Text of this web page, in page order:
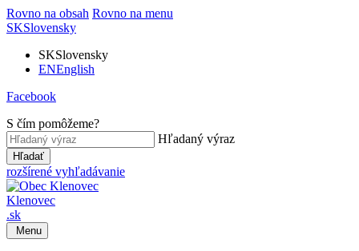
Rovno na obsah Rovno na menu
SKSlovensky
SKSlovensky
ENEnglish
Facebook
S čím pomôžeme?
Hľadaný výraz
Hľadať
rozšírené vyhľadávanie
Klenovec
.sk
Menu